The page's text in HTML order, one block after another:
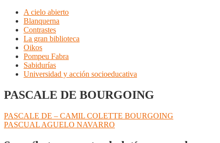
A cielo abierto
Blanquerna
Contrastes
La gran biblioteca
Oikos
Pompeu Fabra
Sabidurías
Universidad y acción socioeducativa
PASCALE DE BOURGOING
Navegación
de
Anterior:
PASCALE DE – CAMIL COLETTE BOURGOING
Siguiente:
PASCUAL AGUELO NAVARRO